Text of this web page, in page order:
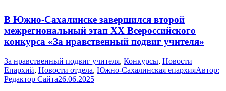
В Южно-Сахалинске завершился второй
межрегиональный этап XX Всероссийского
конкурса «За нравственный подвиг учителя»
За нравственный подвиг учителя, Конкурсы, Новости
Епархий, Новости отдела, Южно-Сахалинская епархияАвтор:
Редактор Сайта26.06.2025